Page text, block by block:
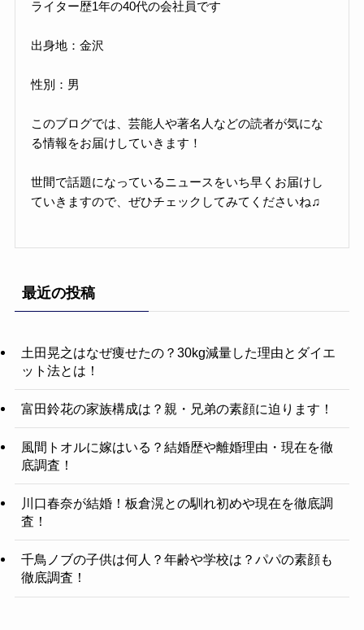
ライター歴1年の40代の会社員です
出身地：金沢
性別：男
このブログでは、芸能人や著名人などの読者が気にな
る情報をお届けしていきます！
世間で話題になっているニュースをいち早くお届けし
ていきますので、ぜひチェックしてみてくださいね♫
最近の投稿
土田晃之はなぜ痩せたの？30kg減量した理由とダイエ
ット法とは！
富田鈴花の家族構成は？親・兄弟の素顔に迫ります！
風間トオルに嫁はいる？結婚歴や離婚理由・現在を徹
底調査！
川口春奈が結婚！板倉滉との馴れ初めや現在を徹底調
査！
千鳥ノブの子供は何人？年齢や学校は？パパの素顔も
徹底調査！